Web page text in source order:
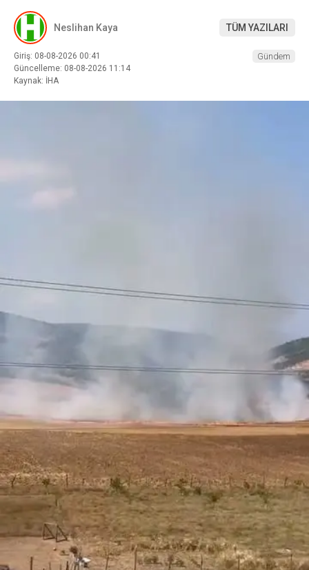
Neslihan Kaya TÜM YAZILARI
Giriş: 08-08-2026 00:41
Güncelleme: 08-08-2026 11:14
Kaynak: İHA
Gündem